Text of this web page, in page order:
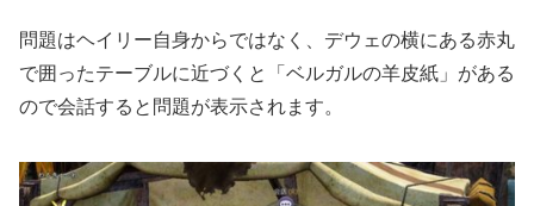
問題はヘイリー自身からではなく、デウェの横にある赤丸
で囲ったテーブルに近づくと「ベルガルの羊皮紙」がある
ので会話すると問題が表示されます。